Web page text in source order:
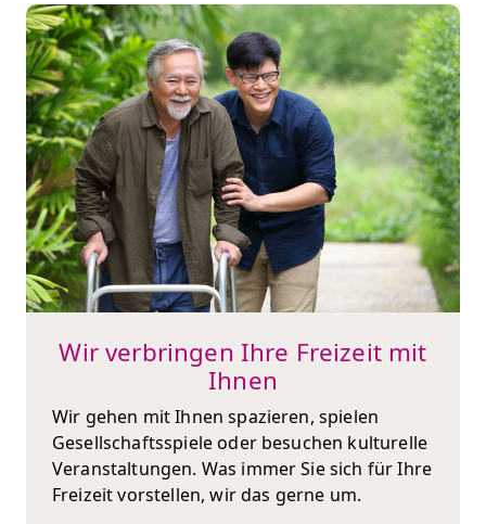
Wir verbringen Ihre Freizeit mit
Ihnen
Wir gehen mit Ihnen spazieren, spielen
Gesellschaftsspiele oder besuchen kulturelle
Veranstaltungen. Was immer Sie sich für Ihre
Freizeit vorstellen, wir das gerne um.